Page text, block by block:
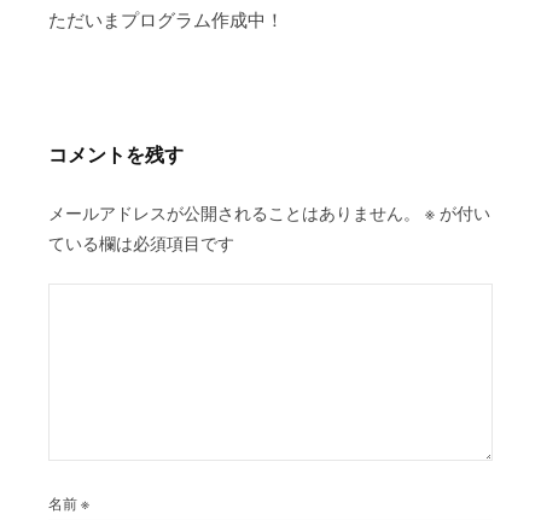
ゲ
ン
ただいまプログラム作成中！
コメントを残す
メールアドレスが公開されることはありません。 ※ が付い
ている欄は必須項目です
名前※